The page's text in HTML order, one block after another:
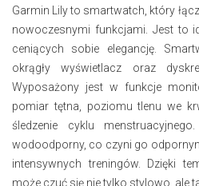
Garmin Lily to smartwatch, który
nowoczesnymi funkcjami. Jest to
ceniących sobie elegancję.
okrągły wyświetlacz oraz
Wyposażony jest w funkcje
pomiar tętna, poziomu tlenu we
śledzenie cyklu
wodoodporny, co czyni go
intensywnych treningów. Dzięki
może czuć się nie tylko stylowo, ale